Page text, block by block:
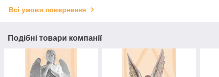
Всі умови повернення
Подібні товари компанії